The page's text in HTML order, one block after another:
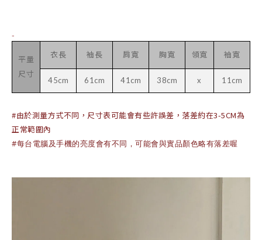
-
平量
尺寸
衣長 袖長 肩寬 胸寬 領寬 袖寬
45cm 61cm 41cm 38cm x 11cm
#由於測量方式不同，尺寸表可能會有些許誤差，落差約在3-5CM為
正常範圍內
#每台電腦及手機的亮度會有不同，可能會與實品顏色略有落差喔